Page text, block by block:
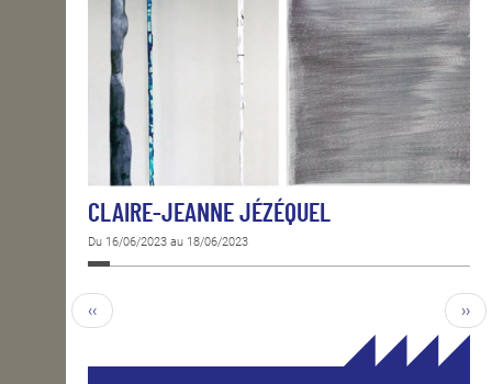
CLAIRE-JEANNE JÉZÉQUEL
Du 16/06/2023 au 18/06/2023
‹‹ ››